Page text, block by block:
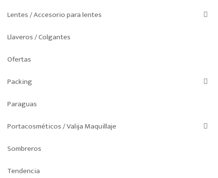
Lentes / Accesorio para lentes
Llaveros / Colgantes
Ofertas
Packing
Paraguas
Portacosméticos / Valija Maquillaje
Sombreros
Tendencia